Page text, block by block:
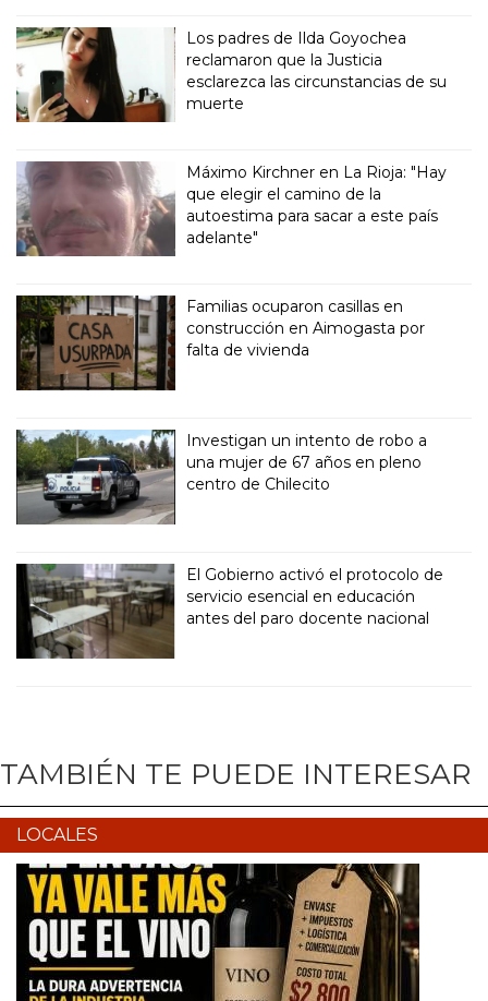
Los padres de Ilda Goyochea
reclamaron que la Justicia
esclarezca las circunstancias de su
muerte
Máximo Kirchner en La Rioja: "Hay
que elegir el camino de la
autoestima para sacar a este país
adelante"
Familias ocuparon casillas en
construcción en Aimogasta por
falta de vivienda
Investigan un intento de robo a
una mujer de 67 años en pleno
centro de Chilecito
El Gobierno activó el protocolo de
servicio esencial en educación
antes del paro docente nacional
TAMBIÉN TE PUEDE INTERESAR
LOCALES